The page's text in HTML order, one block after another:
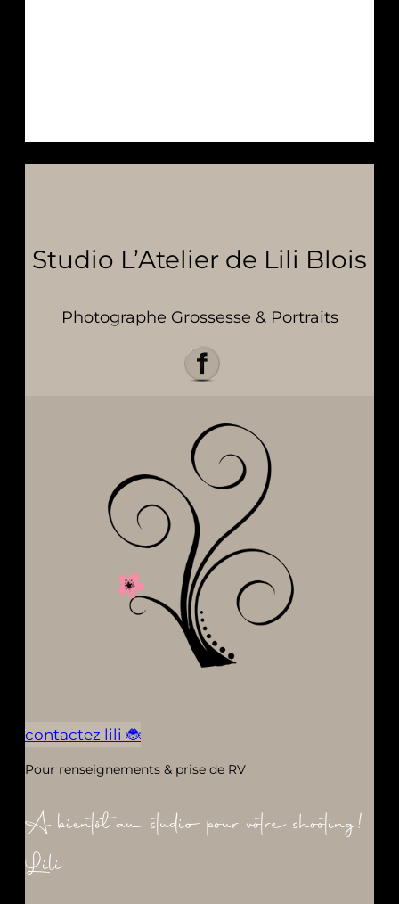
Studio L’Atelier de Lili Blois
Photographe Grossesse & Portraits
contactez lili 🐞
Pour renseignements & prise de RV
A bientôt au studio pour votre shooting!
Lili